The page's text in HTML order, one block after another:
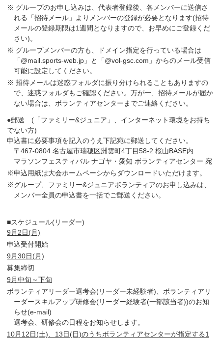
※ グループのお申し込みは、代表者登録後、各メンバーに送信さ
れる「招待メール」よりメンバーの登録が必要となります(招待
メールの登録期限は1週間となりますので、お早めにご登録くだ
さい)。
※ グループメンバーの方も、ドメイン指定を行っている場合は
「@mail.sports-web.jp」と「@vol-ɡsc.com」からのメール受信
可能に設定してください。
※ 招待メールは迷惑フォルダに振り分けられることもありますの
で、迷惑フォルダもご確認ください。万が一、招待メールが届か
ない場合は、ボランティアセンターまでご連絡ください。
●郵送 (「ファミリー&ジュニア」、インターネット環境をお持ち
でない方)
申込書に必要事項を記入のうえ下記宛に郵送してください。
〒467-0804 名古屋市瑞穂区洲雲町4丁目58-2 桜山BASE内
マラソンフェスティバル ナゴヤ・愛知 ボランティアセンター 宛
※申込用紙は大会ホームペーシからダウンロードいただけます。
※グループ、ファミリー&ジュニアボランティアのお申し込みは、
メンバー全員の申込書を一括でご郵送ください。
■スケジュール(リーダー)
9月2日(月)
申込受付開始
9月30日(月)
募集締切
9月中旬～下旬
ボランティアリーダー選考会(リーダー未経験者)、ボランティアリ
ーダースキルアップ研修会(リーダー経験者(一部該当者))のお知
らせ(e-mail)
選考会、研修会の日程をお知らせします。
10月12日(土)、13日(日)のうちボランティアセンターが指定する1